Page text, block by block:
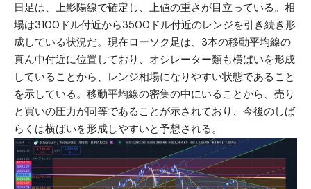
日足は、上影陽線で確定し、上値の重さが目立っている。相
場は3100ドル付近から3500ドル付近のレンジを引き続き形
成している状況だ。現在ローソク足は、3本の移動平均線の
真ん中付近に位置しており、オシレーター類も横ばいを形成
していることから、レンジ相場になりやすい状態であること
を示している。移動平均線の密集の中にいることから、売り
と買いの圧力が同等であることが示されており、今後のしば
らくは横ばいを形成しやすいと予想される。